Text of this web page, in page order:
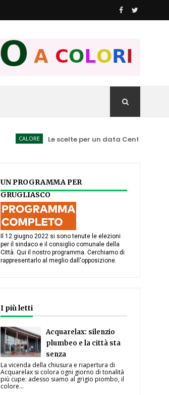
Le scelte per un data Center spiegate ai
UN PROGRAMMA PER
GRUGLIASCO
Il 12 giugno 2022 si sono tenute le elezioni
per il sindaco e il consiglio comunale della
Città. Qui il nostro programma. Cerchiamo di
rappresentarlo al meglio dall'opposizione.
I più letti
Acquarelax: silenzio
plumbeo e la città sta
senza
La vicenda della chiusura e riapertura di
Acquarelax si colora ogni giorno di tonalità
più cupe: adesso siamo al grigio piombo, il
colore...